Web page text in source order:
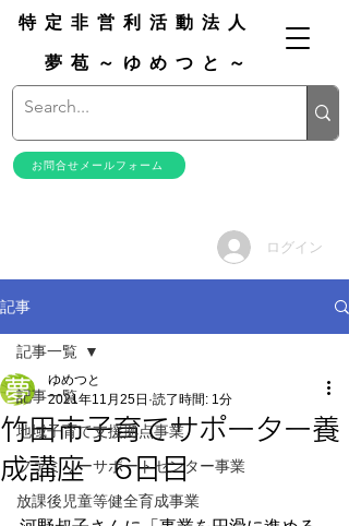
特定非営利活動法人
お問合せメールフォーム
夢苞～ゆめつと～
ログイン
記事
記事一覧
地域子育て支援拠点事業
ファミリーサポートセンター事業
放課後児童等健全育成事業
記事一覧
竹田市子育てサポーター養
成講座 6日目
ゆめつと
2021年11月25日 読了時間: 1分